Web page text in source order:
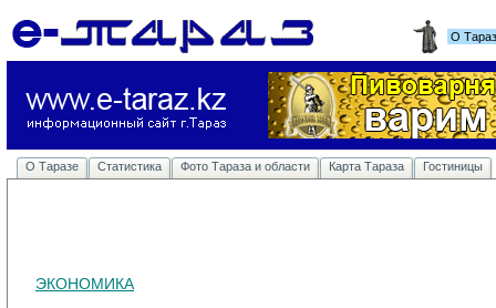
О
О Таразе Статистика Фото Тараза и области Карта Тараза Гостиницы
ЭКОНОМИКА